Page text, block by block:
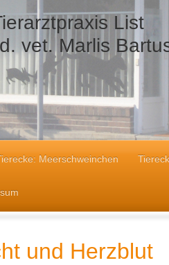
List
vet. Marlis
Meerschweinchen
und Herzblut